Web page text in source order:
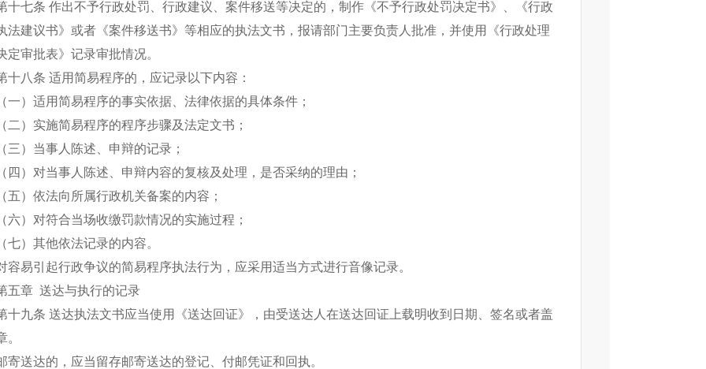
十七条 作出不予行政处罚、行政建议、案件移送等决定的，制作《不予行政处罚决定书》、《行政
法建议书》或者《案件移送书》等相应的执法文书，报请部门主要负责人批准，并使用《行政处理
定审批表》记录审批情况。
十八条 适用简易程序的，应记录以下内容：
一）适用简易程序的事实依据、法律依据的具体条件；
二）实施简易程序的程序步骤及法定文书；
三）当事人陈述、申辩的记录；
四）对当事人陈述、申辩内容的复核及处理，是否采纳的理由；
五）依法向所属行政机关备案的内容；
六）对符合当场收缴罚款情况的实施过程；
七）其他依法记录的内容。
容易引起行政争议的简易程序执法行为，应采用适当方式进行音像记录。
五章 送达与执行的记录
十九条 送达执法文书应当使用《送达回证》，由受送达人在送达回证上载明收到日期、签名或者盖
。
寄送达的，应当留存邮寄送达的登记、付邮凭证和回执。